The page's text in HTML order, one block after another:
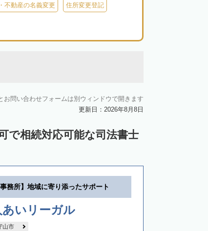
不動産の名義変更 住所変更登記
お問い合わせフォームは別ウィンドウで開きます
更新日：2026年8月8日
で相続対応可能な司法書士
務所】地域に寄り添ったサポート
いリーガル
山市